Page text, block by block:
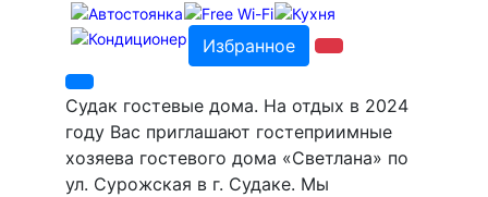
Избранное
Судак гостевые дома. На отдых в 2024
году Вас приглашают гостеприимные
хозяева гостевого дома «Светлана» по
ул. Сурожская в г. Судаке. Мы